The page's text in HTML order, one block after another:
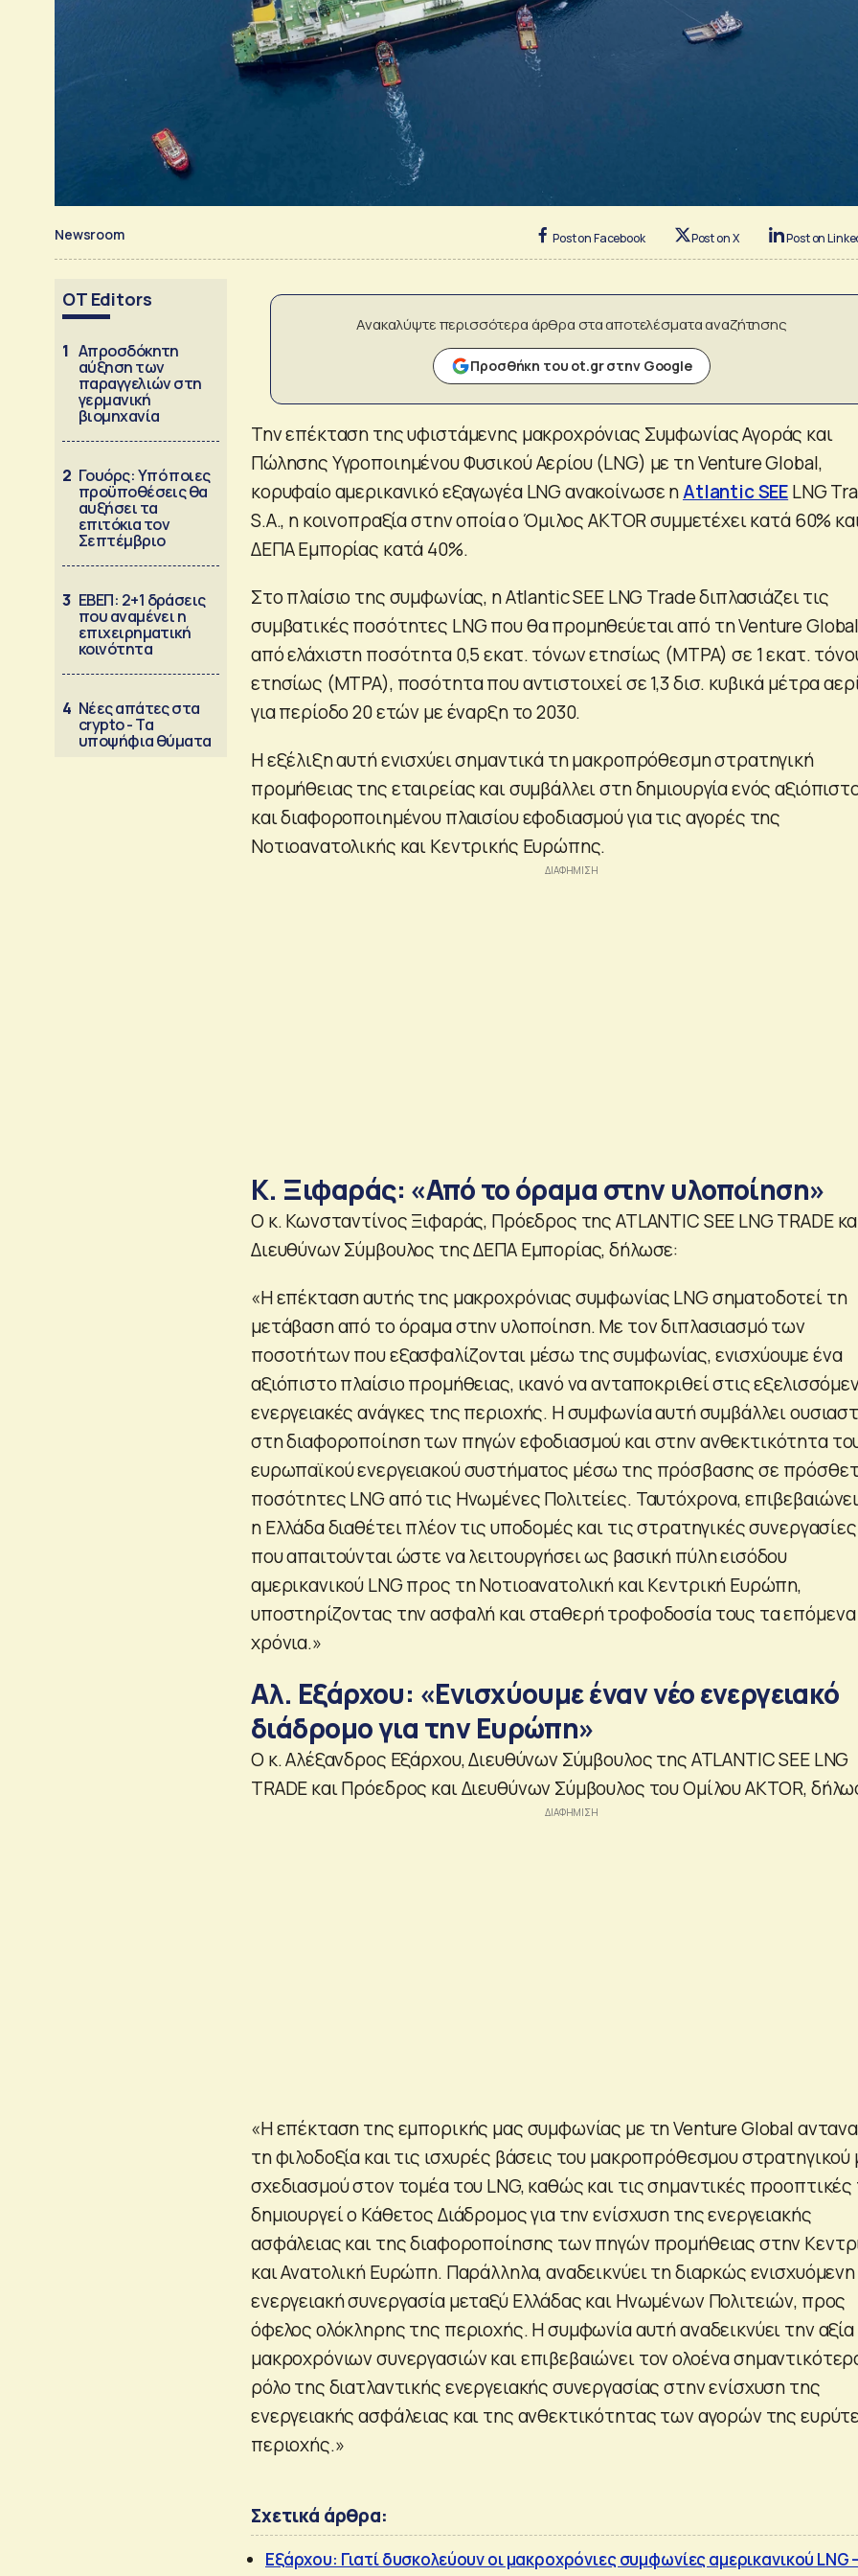
Newsroom Post on Facebook Post on X Post on
OT Editors
1 Απροσδόκητη
αύξηση των
παραγγελιών στη
γερμανική
βιομηχανία
2 Γουόρς: Υπό ποιες
προϋποθέσεις θα
αυξήσει τα
επιτόκια τον
Σεπτέμβριο
3 ΕΒΕΠ: 2+1 δράσεις
που αναμένει η
επιχειρηματική
κοινότητα
4 Νέες απάτες στα
crypto - Τα
υποψήφια θύματα
Ανακαλύψτε περισσότερα άρθρα στα αποτελέσματα αναζήτησης
Προσθήκη του ot.gr στην Google
Την επέκταση της υφιστάμενης μακροχρόνιας Συμφωνίας Αγοράς και
Πώλησης Υγροποιημένου Φυσικού Αερίου (LNG) με τη Venture Global,
κορυφαίο αμερικανικό εξαγωγέα LNG ανακοίνωσε ηAtlantic SEELNG
S.A., η κοινοπραξία στην οποία ο Όμιλος AKTOR συμμετέχει κατά 60%
ΔΕΠΑ Εμπορίας κατά 40%.
Στο πλαίσιο της συμφωνίας, η Atlantic SEE LNG Trade διπλασιάζει τις
συμβατικές ποσότητες LNG που θα προμηθεύεται από τη Venture
από ελάχιστη ποσότητα 0,5 εκατ. τόνων ετησίως (MTPA) σε 1 εκατ.
ετησίως (MTPA), ποσότητα που αντιστοιχεί σε 1,3 δισ. κυβικά μέτρα
για περίοδο 20 ετών με έναρξη το 2030.
Η εξέλιξη αυτή ενισχύει σημαντικά τη μακροπρόθεσμη στρατηγική
προμήθειας της εταιρείας και συμβάλλει στη δημιουργία ενός
και διαφοροποιημένου πλαισίου εφοδιασμού για τις αγορές της
Νοτιοανατολικής και Κεντρικής Ευρώπης.
Κ. Ξιφαράς: «Από το όραμα στην υλοποίηση»
Ο κ. Κωνσταντίνος Ξιφαράς, Πρόεδρος της ATLANTIC SEE LNG TRADE
Διευθύνων Σύμβουλος της ΔΕΠΑ Εμπορίας, δήλωσε:
«Η επέκταση αυτής της μακροχρόνιας συμφωνίας LNG σηματοδοτεί τη
μετάβαση από το όραμα στην υλοποίηση. Με τον διπλασιασμό των
ποσοτήτων που εξασφαλίζονται μέσω της συμφωνίας, ενισχύουμε ένα
αξιόπιστο πλαίσιο προμήθειας, ικανό να ανταποκριθεί στις
ενεργειακές ανάγκες της περιοχής. Η συμφωνία αυτή συμβάλλει
στη διαφοροποίηση των πηγών εφοδιασμού και στην ανθεκτικότητα
ευρωπαϊκού ενεργειακού συστήματος μέσω της πρόσβασης σε
ποσότητες LNG από τις Ηνωμένες Πολιτείες. Ταυτόχρονα,
η Ελλάδα διαθέτει πλέον τις υποδομές και τις στρατηγικές συνεργασίες
που απαιτούνται ώστε να λειτουργήσει ως βασική πύλη εισόδου
αμερικανικού LNG προς τη Νοτιοανατολική και Κεντρική Ευρώπη,
υποστηρίζοντας την ασφαλή και σταθερή τροφοδοσία τους τα επόμενα
χρόνια.»
Αλ. Εξάρχου: «Ενισχύουμε έναν νέο ενεργειακό
διάδρομο για την Ευρώπη»
Ο κ. Αλέξανδρος Εξάρχου, Διευθύνων Σύμβουλος της ATLANTIC SEE LNG
TRADE και Πρόεδρος και Διευθύνων Σύμβουλος του Ομίλου AKTOR,
«Η επέκταση της εμπορικής μας συμφωνίας με τη Venture Global
τη φιλοδοξία και τις ισχυρές βάσεις του μακροπρόθεσμου στρατηγικού
σχεδιασμού στον τομέα του LNG, καθώς και τις σημαντικές
δημιουργεί ο Κάθετος Διάδρομος για την ενίσχυση της ενεργειακής
ασφάλειας και της διαφοροποίησης των πηγών προμήθειας στην
και Ανατολική Ευρώπη. Παράλληλα, αναδεικνύει τη διαρκώς ενισχυόμενη
ενεργειακή συνεργασία μεταξύ Ελλάδας και Ηνωμένων Πολιτειών, προς
όφελος ολόκληρης της περιοχής. Η συμφωνία αυτή αναδεικνύει την
μακροχρόνιων συνεργασιών και επιβεβαιώνει τον ολοένα
ρόλο της διατλαντικής ενεργειακής συνεργασίας στην ενίσχυση της
ενεργειακής ασφάλειας και της ανθεκτικότητας των αγορών της
περιοχής.»
Σχετικά άρθρα:
Εξάρχου: Γιατί δυσκολεύουν οι μακροχρόνιες συμφωνίες αμερικανικού LNG